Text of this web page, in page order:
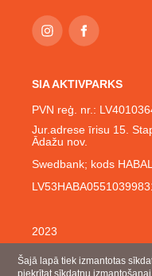
SIA AKTIVPARKS
PVN reģ. nr.:
Jur.adrese īrisu 15.
Ādažu nov.
Swedbank; kods
2023
Šajā lapā tiek izmantotas
piekrītat sīkdatņu izmantošanai.